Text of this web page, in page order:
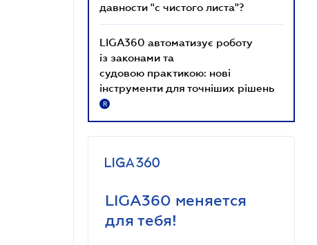
давности "с чистого листа"?
LIGA360 автоматизує роботу
із законами та
судовою практикою: нові
інструменти для точніших рішень
R
LIGA360 меняется
для тебя!